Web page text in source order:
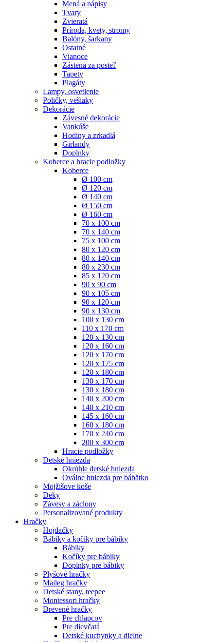
Mená a nápisy
Tvary
Zvieratá
Príroda, kvety, stromy
Balóny, šarkany
Ostatné
Vianoce
Zástena za posteľ
Tapety
Plagáty
Lampy, osvetlenie
Poličky, vešiaky
Dekorácie
Závesné dekorácie
Vankúše
Hodiny a zrkadlá
Girlandy
Doplnky
Koberce a hracie podložky
Koberce
Ø 100 cm
Ø 120 cm
Ø 140 cm
Ø 150 cm
Ø 160 cm
70 x 100 cm
70 x 140 cm
75 x 100 cm
80 x 120 cm
80 x 140 cm
80 x 230 cm
85 x 120 cm
90 x 90 cm
90 x 105 cm
90 x 120 cm
90 x 130 cm
100 x 130 cm
110 x 170 cm
120 x 130 cm
120 x 160 cm
120 x 170 cm
120 x 175 cm
120 x 180 cm
130 x 170 cm
130 x 180 cm
140 x 200 cm
140 x 210 cm
145 x 160 cm
160 x 180 cm
170 x 240 cm
200 x 300 cm
Hracie podložky
Detské hniezda
Okrúhle detské hniezda
Oválne hniezda pre bábätko
Mojžišove koše
Deky
Závesy a záclony
Personalizované produkty
Hračky
Hojdačky
Bábiky a kočíky pre bábiky
Bábiky
Kočíky pre bábiky
Doplnky pre bábiky
Plyšové hračky
Maileg hračky
Detské stany, teepee
Montessori hračky
Drevené hračky
Pre chlapcov
Pre dievčatá
Detské kuchynky a dielne